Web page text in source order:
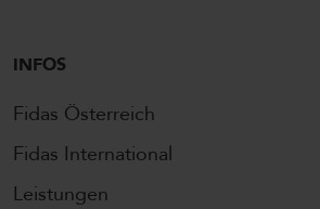
INFOS
Fidas Österreich
Fidas International
Leistungen